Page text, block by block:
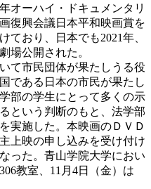
オーハイ・ドキュメンタリ
復興会議日本平和映画賞を
ており、日本でも2021年、
場公開された。
て市民団体が果たしうる役
である日本の市民が果たし
部の学生にとって多くの示
という判断のもと、法学部
実施した。本映画のＤＶＤ
上映の申し込みを受け付け
った。青山学院大学におい
教室、11月4日（金）は